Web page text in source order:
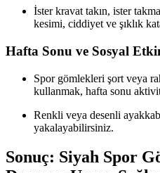
İster kravat takın, ister
kesimi, ciddiyet ve şıklık
Hafta Sonu ve Sosyal
Spor gömlekleri şort veya
kullanmak, hafta sonu
Renkli veya desenli
yakalayabilirsiniz.
Sonuç: Siyah Spor